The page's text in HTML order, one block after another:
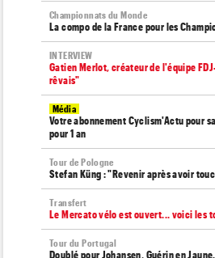
Championnats du Monde
La compo de la France pour les
INTERVIEW
Gatien Merlot, créateur de l'équipe
rêvais"
Média
Votre abonnement Cyclism'Actu pour
pour 1 an
Tour de Pologne
Stefan Küng : "Revenir après avoir
Transfert
Le Mercato vélo est ouvert... voici les
Tour du Portugal
Doublé pour Johansen, Guérin en